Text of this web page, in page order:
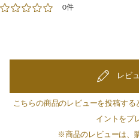
0件
レビ
こちらの商品のレビューを投稿す
イントをプ
※商品のレビューは、